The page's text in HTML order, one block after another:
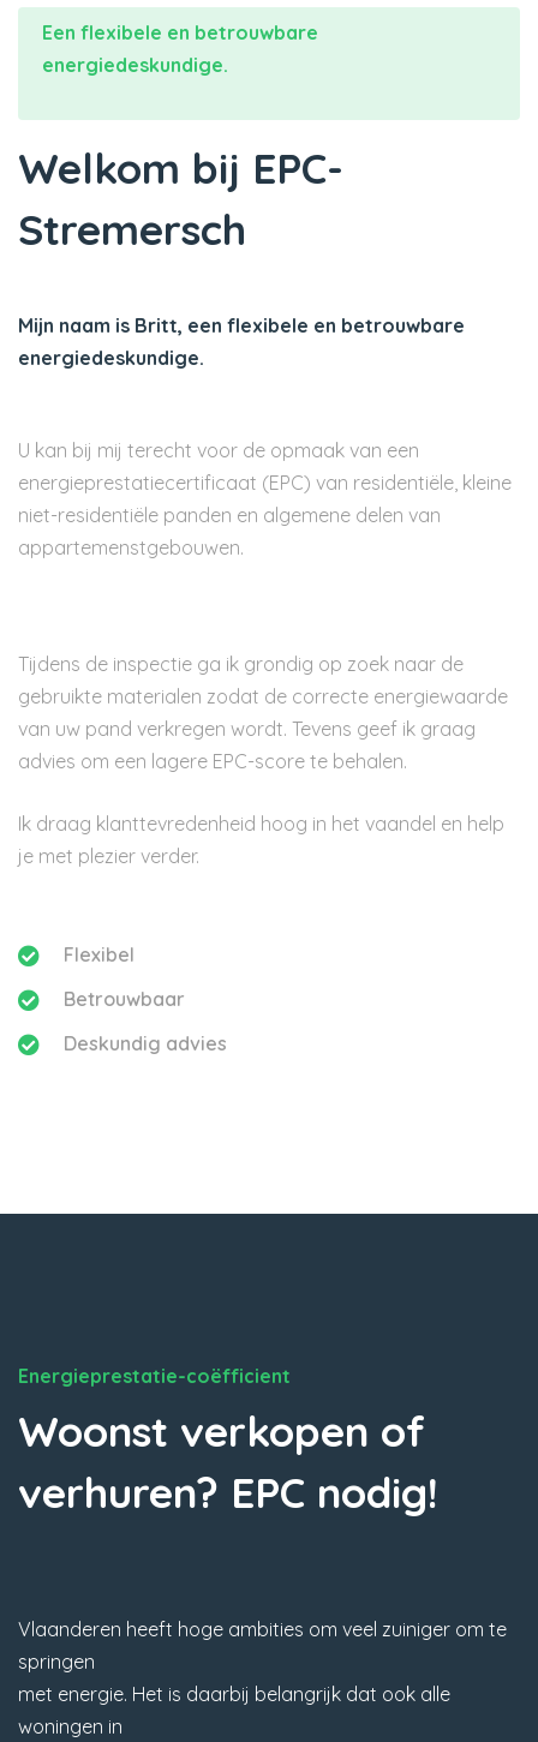
Een flexibele en betrouwbare
energiedeskundige.
Welkom bij EPC-
Stremersch
Mijn naam is Britt, een flexibele en betrouwbare
energiedeskundige.
U kan bij mij terecht voor de opmaak van een
energieprestatiecertificaat (EPC) van residentiële, kleine
niet-residentiële panden en algemene delen van
appartemenstgebouwen.
Tijdens de inspectie ga ik grondig op zoek naar de
gebruikte materialen zodat de correcte energiewaarde
van uw pand verkregen wordt. Tevens geef ik graag
advies om een lagere EPC-score te behalen.
Ik draag klanttevredenheid hoog in het vaandel en help
je met plezier verder.
Flexibel
Betrouwbaar
Deskundig advies
Energieprestatie-coëfficient
Woonst verkopen of
verhuren? EPC nodig!
Vlaanderen heeft hoge ambities om veel zuiniger om te
springen
met energie. Het is daarbij belangrijk dat ook alle
woningen in